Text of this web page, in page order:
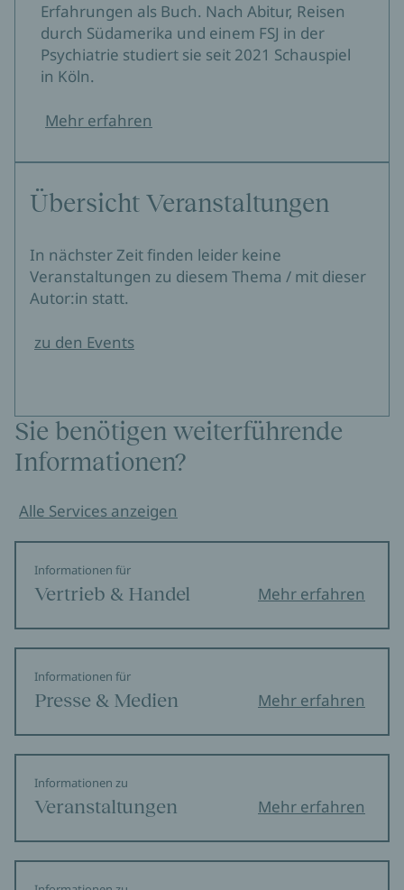
Erfahrungen als Buch. Nach Abitur, Reisen
durch Südamerika und einem FSJ in der
Psychiatrie studiert sie seit 2021 Schauspiel
in Köln.
Mehr erfahren
Übersicht Veranstaltungen
In nächster Zeit finden leider keine
Veranstaltungen zu diesem Thema / mit dieser
Autor:in statt.
zu den Events
Sie benötigen weiterführende
Informationen?
Alle Services anzeigen
Informationen für
Vertrieb & Handel Mehr erfahren
Informationen für
Presse & Medien Mehr erfahren
Informationen zu
Veranstaltungen Mehr erfahren